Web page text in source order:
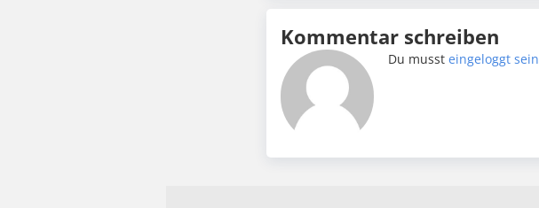
Kommentar schreiben
Du mussteingeloggt sein